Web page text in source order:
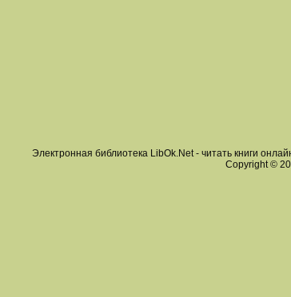
Электронная библиотека LibOk.Net - читать книги
Copyright ©